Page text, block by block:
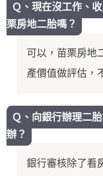
Ｑ、現在沒工作、
栗房地二胎嗎？
可以，苗栗房地
產價值做評估，
Ｑ、向銀行辦理二
辦？
銀行審核除了看